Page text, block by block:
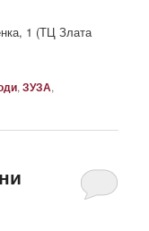
1 (ТЦ Злата
,ЗУЗА,